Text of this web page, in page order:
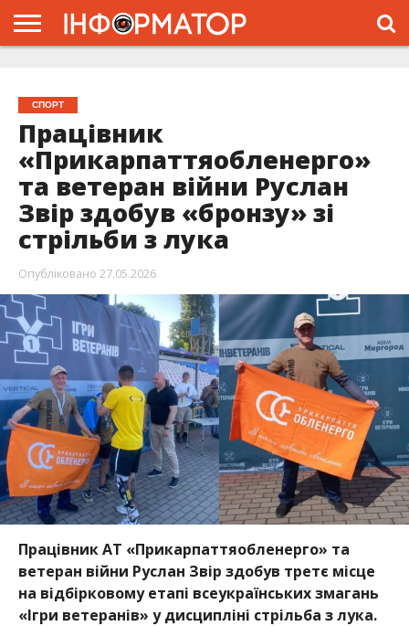
СПОРТ
Працівник
«Прикарпаттяобленерго»
та ветеран війни Руслан
Звір здобув «бронзу» зі
стрільби з лука
Опубліковано 27.05.2026
Працівник АТ «Прикарпаттяобленерго» та
ветеран війни Руслан Звір здобув третє місце
на відбірковому етапі всеукраїнських змагань
«Ігри ветеранів» у дисципліні стрільба з лука.